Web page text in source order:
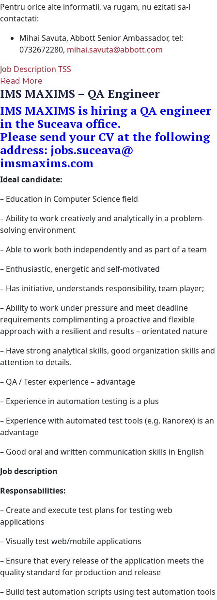
Pentru orice alte informatii, va rugam, nu ezitati sa-l
contactati:
Mihai Savuta, Abbott Senior Ambassador, tel:
0732672280, mihai.savuta@abbott.com
Job Description TSS
Read More
IMS MAXIMS – QA Engineer
IMS MAXIMS is hiring a QA engineer
in the Suceava office.
Please send your CV at the following
address: jobs.suceava@
imsmaxims.com
Ideal candidate:
– Education in Computer Science field
– Ability to work creatively and analytically in a problem-
solving environment
– Able to work both independently and as part of a team
– Enthusiastic, energetic and self-motivated
– Has initiative, understands responsibility, team player;
– Ability to work under pressure and meet deadline
requirements complimenting a proactive and flexible
approach with a resilient and results – orientated nature
– Have strong analytical skills, good organization skills and
attention to details.
– QA / Tester experience – advantage
– Experience in automation testing is a plus
– Experience with automated test tools (e.g. Ranorex) is an
advantage
– Good oral and written communication skills in English
Job description
Responsabilities:
– Create and execute test plans for testing web
applications
– Visually test web/mobile applications
– Ensure that every release of the application meets the
quality standard for production and release
– Build test automation scripts using test automation tools